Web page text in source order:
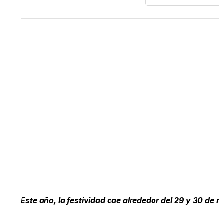
Este año, la festividad cae alrededor del 29 y 30 de